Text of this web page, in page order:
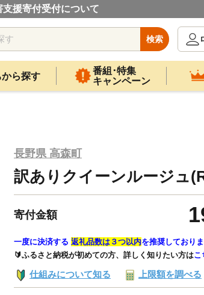
援寄付受付について
検索
から探す
番組･特集
キャンペーン
長野県 高森町
訳ありクイーンルージュ
寄付金額
一度に決済する 返礼品数は３つ以内を推奨しておりま
🔰ふるさと納税が初めての方、詳しく知りたい方はこ
仕組みについて知る 上限額を調べる